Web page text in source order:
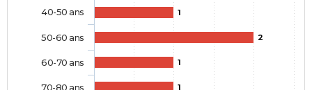
1
2
1
1
40-50 ans
50-60 ans
60-70 ans
70-80 ans